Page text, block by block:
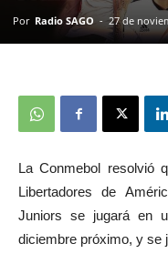
Por Radio SAGO - 27 de
La Conmebol resolvió
Libertadores de
Juniors se jugará en
diciembre próximo, y se